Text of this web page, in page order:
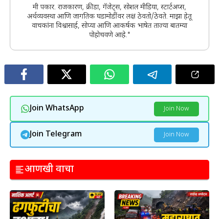
मी पत्रकार. राजकारण, क्रीडा, गॅजेट्स, सोशल मीडिया, स्टार्टअप्स,
अर्थव्यवस्था आणि जागतिक घडामोडींवर लक्ष ठेवतो/ठेवते. माझा हेतू
वाचकांना विश्वासार्ह, सोप्या आणि आकर्षक भाषेत ताज्या बातम्या
पोहोचवणे आहे."
Join WhatsApp Join Now
Join Telegram Join Now
आणखी वाचा